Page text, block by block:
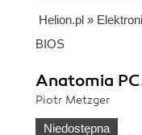
Helion.pl »
BIOS
Anatomia
Piotr Metzger
Niedostępna